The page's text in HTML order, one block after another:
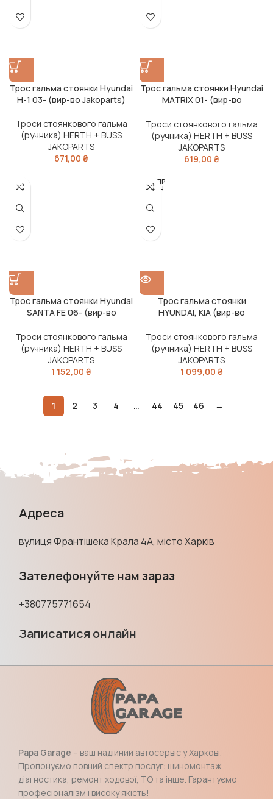
Трос гальма стоянки Hyundai
H-1 03- (вир-во Jakoparts)
Троси стоянкового гальма
(ручника) HERTH + BUSS
JAKOPARTS
671,00 ₴
Трос гальма стоянки Hyundai
MATRIX 01- (вир-во
Троси стоянкового гальма
(ручника) HERTH + BUSS
JAKOPARTS
619,00 ₴
Трос гальма стоянки Hyundai
SANTA FE 06- (вир-во
Троси стоянкового гальма
(ручника) HERTH + BUSS
JAKOPARTS
1 152,00 ₴
РОЗПР
ОДАН
Трос гальма стоянки
HYUNDAI, KIA (вир-во
Троси стоянкового гальма
(ручника) HERTH + BUSS
JAKOPARTS
1 099,00 ₴
1 2 3 4 … 44 45 46 →
Адреса
вулиця Франтішека Крала 4А, місто Харків
Зателефонуйте нам зараз
+380775771654
Записатися онлайн
Papa Garage – ваш надійний автосервіс у Харкові.
Пропонуємо повний спектр послуг: шиномонтаж,
діагностика, ремонт ходової, ТО та інше. Гарантуємо
професіоналізм і високу якість!